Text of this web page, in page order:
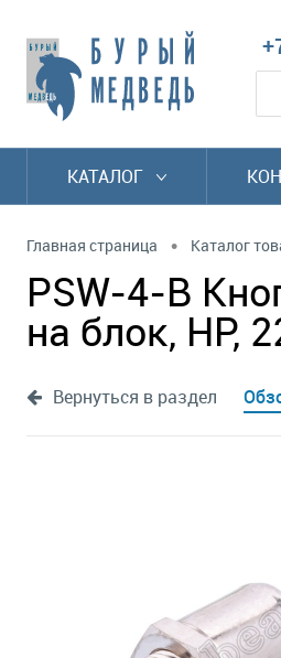
КАТАЛОГ
Главная страница • Каталог
PSW-4-B
на блок, НР,
Вернуться в раздел